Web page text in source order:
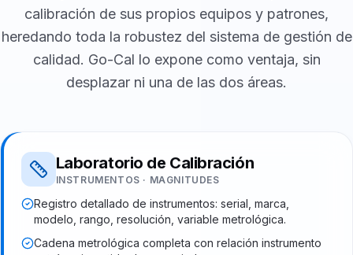
calibración de sus propios equipos y patrones,
heredando toda la robustez del sistema de gestión de
calidad. Go-Cal lo expone como ventaja, sin
desplazar ni una de las dos áreas.
Laboratorio de Calibración
INSTRUMENTOS · MAGNITUDES
Registro detallado de instrumentos: serial, marca,
modelo, rango, resolución, variable metrológica.
Cadena metrológica completa con relación instrumento